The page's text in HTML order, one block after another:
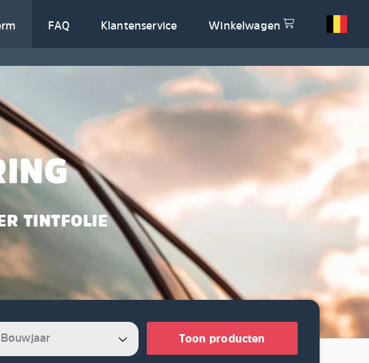
FAQ Klantenservice Winkelwagen
TINTFOLIE
Toon producten